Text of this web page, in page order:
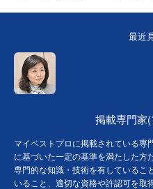
最近
掲載専門家
マイベストプロに掲載されている専
に基づいた一定の基準を満たした方
専門的な知識・技術を有しているこ
いること、適切な資格や許認可を取